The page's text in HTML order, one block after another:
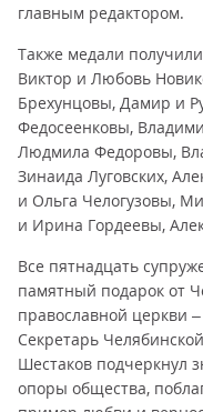
главным редактором.
Также медали
Виктор и Любовь
Брехунцовы, Дамир и
Федосеенковы,
Людмила Федоровы,
Зинаида Луговских,
и Ольга Челогузовы,
и Ирина Гордеевы,
Все пятнадцать
памятный подарок от
православной церкви
Секретарь
Шестаков подчеркнул
опоры общества,